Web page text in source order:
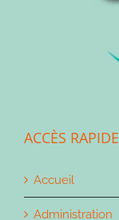
ACCÈS RAPIDE
Accueil
Administration